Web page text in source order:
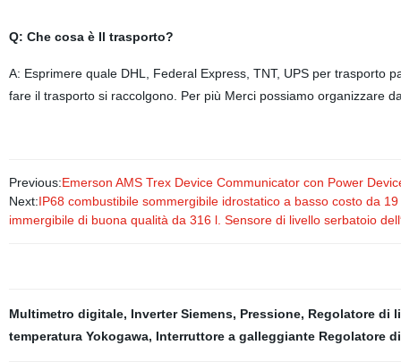
Q: Che cosa è Il trasporto?
A: Esprimere quale DHL, Federal Express, TNT, UPS per trasporto
fare il trasporto si raccolgono. Per più Merci possiamo organizzare
Previous:Emerson AMS Trex Device Communicator con Power
Next:IP68 combustibile sommergibile idrostatico a basso costo da
immergibile di buona qualità da 316 l. Sensore di livello serbatoio
Multimetro digitale, Inverter Siemens, Pressione, Regolatore di
temperatura Yokogawa, Interruttore a galleggiante Regolatore